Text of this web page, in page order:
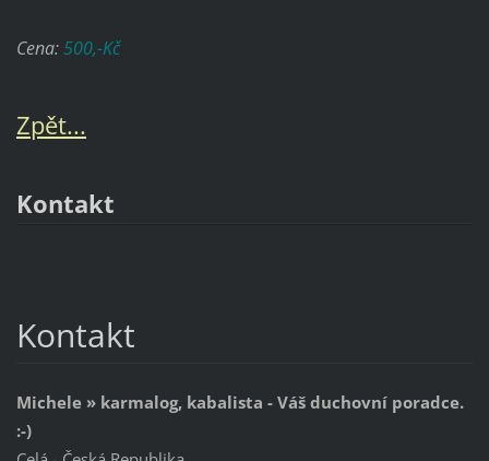
Cena:500,-Kč
Zpět...
Kontakt
Kontakt
Michele » karmalog, kabalista - Váš duchovní poradce.
:-)